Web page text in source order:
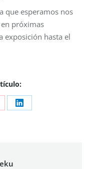
que esperamos nos
próximas
exposición hasta el
Share